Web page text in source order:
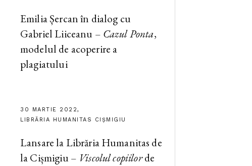
Emilia Șercan în dialog cu
Gabriel Liiceanu – Cazul Ponta,
modelul de acoperire a
plagiatului
30 MARTIE 2022,
LIBRĂRIA HUMANITAS CIȘMIGIU
Lansare la Librăria Humanitas de
la Cișmigiu – Viscolul copiilorde